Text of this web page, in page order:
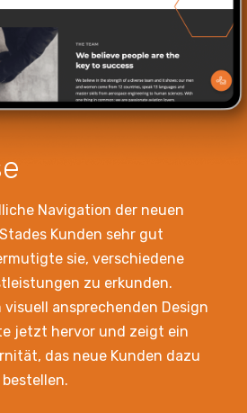
Navigation der neuen
Kunden sehr gut
sie, verschiedene
zu erkunden.
ansprechenden Design
jetzt hervor und zeigt ein
das neue Kunden dazu